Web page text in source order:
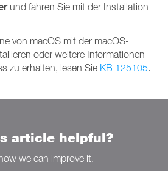
und fahren Sie mit der Installation
von macOS mit der macOS-
oder weitere Informationen
zu erhalten, lesen Sie KB 125105.
article helpful?
we can improve it.